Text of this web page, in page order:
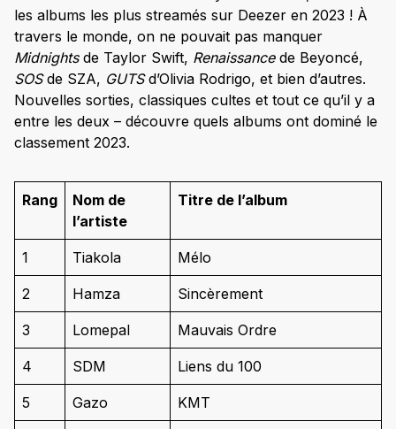
les albums les plus streamés sur Deezer en 2023 ! À
travers le monde, on ne pouvait pas manquer
Midnightsde Taylor Swift, Renaissancede Beyoncé,
SOSde SZA, GUTSd’Olivia Rodrigo, et bien d’autres.
Nouvelles sorties, classiques cultes et tout ce qu’il y a
entre les deux – découvre quels albums ont dominé le
classement 2023.
Rang
Nom de
l’artiste
Titre de l’album
1 Tiakola Mélo
2 Hamza Sincèrement
3 Lomepal Mauvais Ordre
4 SDM Liens du 100
5 Gazo KMT